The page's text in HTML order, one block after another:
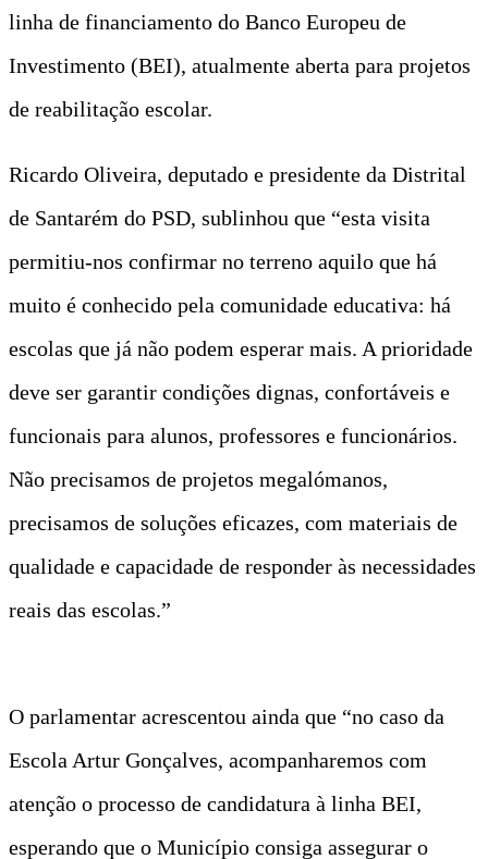
linha de financiamento do Banco Europeu de
Investimento (BEI), atualmente aberta para projetos
de reabilitação escolar.
Ricardo Oliveira, deputado e presidente da Distrital
de Santarém do PSD, sublinhou que “esta visita
permitiu-nos confirmar no terreno aquilo que há
muito é conhecido pela comunidade educativa: há
escolas que já não podem esperar mais. A prioridade
deve ser garantir condições dignas, confortáveis e
funcionais para alunos, professores e funcionários.
Não precisamos de projetos megalómanos,
precisamos de soluções eficazes, com materiais de
qualidade e capacidade de responder às necessidades
reais das escolas.”
O parlamentar acrescentou ainda que “no caso da
Escola Artur Gonçalves, acompanharemos com
atenção o processo de candidatura à linha BEI,
esperando que o Município consiga assegurar o